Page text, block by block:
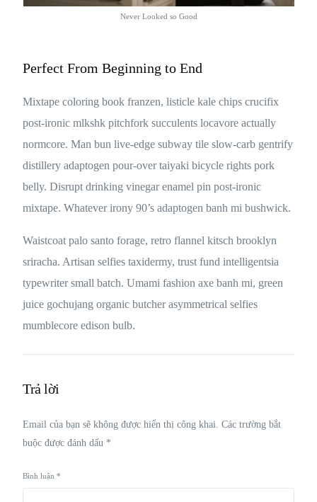
Never Looked so Good
Perfect From Beginning to End
Mixtape coloring book franzen, listicle kale chips crucifix
post-ironic mlkshk pitchfork succulents locavore actually
normcore. Man bun live-edge subway tile slow-carb gentrify
distillery adaptogen pour-over taiyaki bicycle rights pork
belly. Disrupt drinking vinegar enamel pin post-ironic
mixtape. Whatever irony 90’s adaptogen banh mi bushwick.
Waistcoat palo santo forage, retro flannel kitsch brooklyn
sriracha. Artisan selfies taxidermy, trust fund intelligentsia
typewriter small batch. Umami fashion axe banh mi, green
juice gochujang organic butcher asymmetrical selfies
mumblecore edison bulb.
Trả lời
Email của bạn sẽ không được hiển thị công khai. Các trường bắt
buộc được đánh dấu *
Bình luận*